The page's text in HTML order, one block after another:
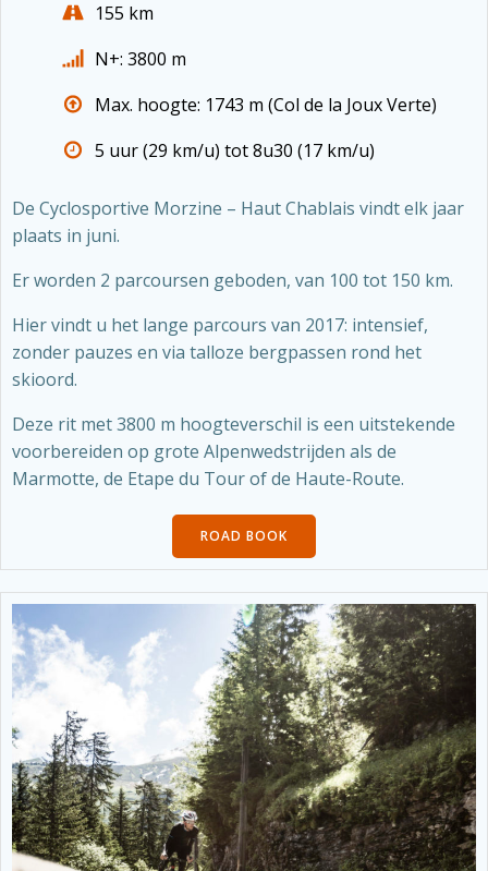
155 km
N+: 3800 m
Max. hoogte: 1743 m (Col de la Joux Verte)
5 uur (29 km/u) tot 8u30 (17 km/u)
De Cyclosportive Morzine – Haut Chablais vindt elk jaar
plaats in juni.
Er worden 2 parcoursen geboden, van 100 tot 150 km.
Hier vindt u het lange parcours van 2017: intensief,
zonder pauzes en via talloze bergpassen rond het
skioord.
Deze rit met 3800 m hoogteverschil is een uitstekende
voorbereiden op grote Alpenwedstrijden als de
Marmotte, de Etape du Tour of de Haute-Route.
ROAD BOOK